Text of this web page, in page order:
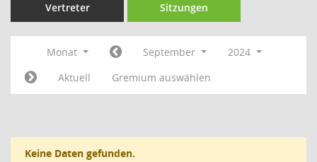
Vertreter Sitzungen
Monat September
2024
Aktuell
Gremium auswählen
Keine Daten gefunden.